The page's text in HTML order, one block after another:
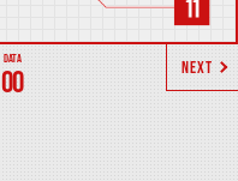
00 NEXT